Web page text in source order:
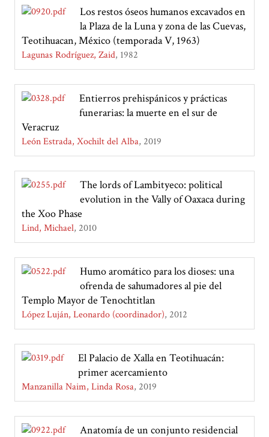
Los restos óseos humanos excavados en
la Plaza de la Luna y zona de las Cuevas,
Teotihuacan, México (temporada V, 1963)
Lagunas Rodríguez, Zaid 1982
Entierros prehispánicos y prácticas
funerarias: la muerte en el sur de
Veracruz
León Estrada, Xochilt del Alba 2019
The lords of Lambityeco: political
evolution in the Vally of Oaxaca during
the Xoo Phase
Lind, Michael 2010
Humo aromático para los dioses: una
ofrenda de sahumadores al pie del
Templo Mayor de Tenochtitlan
López Luján, Leonardo (coordinador) 2012
El Palacio de Xalla en Teotihuacán:
primer acercamiento
Manzanilla Naim, Linda Rosa 2019
Anatomía de un conjunto residencial